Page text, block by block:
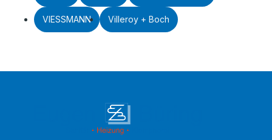
VIESSMANN Villeroy + Boch